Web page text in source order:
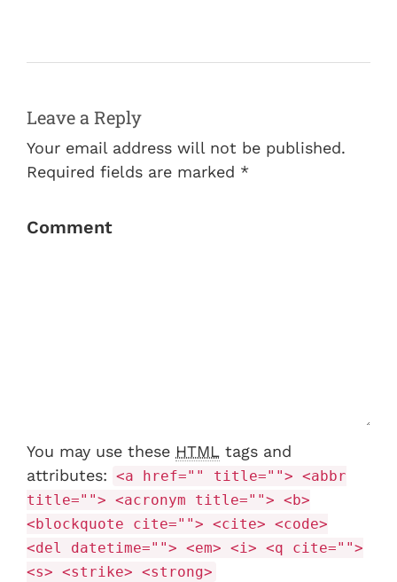
Leave a Reply
Your email address will not be published.
Required fields are marked *
Comment
You may use these HTML tags and
attributes: <a href="" title=""> <abbr
title=""> <acronym title=""> <b>
<blockquote cite=""> <cite> <code>
<del datetime=""> <em> <i> <q cite="">
<s> <strike> <strong>